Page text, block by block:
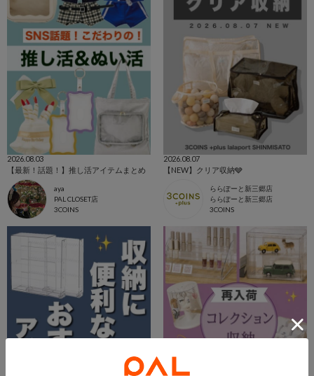
2026.08.03
【最新！話題！】推し活アイテムまとめ
aya
PAL CLOSET店
3COINS
2026.08.07
【NEW】クリア収納🩶
ららぽーと新三郷店
ららぽーと新三郷店
3COINS